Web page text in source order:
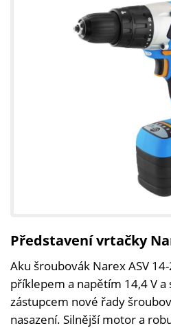
Představení vrtačky
Aku šroubovák Narex ASV
příklepem a napětím 14,4 V
zástupcem nové řady
nasazení. Silnější motor a